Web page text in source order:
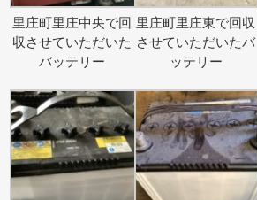
里庄町里庄中央で回
収させていただいた
バッテリー
里庄町里庄東で回収
させていただいたバ
ッテリー